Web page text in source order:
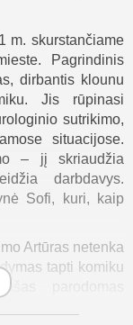
m. skurstančiame
Pagrindinis
dirbantis klounu
Jis rūpinasi
sutrikimo,
situacijose.
– jį skriaudžia
darbdavys.
Sofi, kuri, kaip
Artūras netenka
tapti komiku
parodomas